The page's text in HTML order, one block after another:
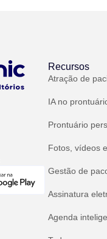
Recursos
Atração de
IA no
Prontuário
Fotos, vídeos
Gestão de
Assinatura
Agenda